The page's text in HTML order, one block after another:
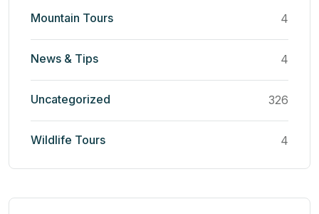
Mountain Tours 4
News & Tips 4
Uncategorized 326
Wildlife Tours 4